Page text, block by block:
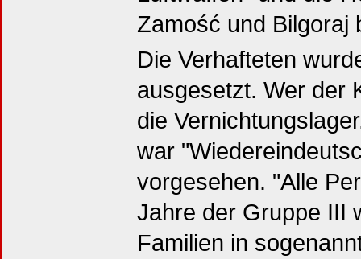
Zamość und Bilgoraj
Die Verhafteten
ausgesetzt. Wer der
die
war
vorgesehen. "Alle
Jahre der Gruppe III
Familien in